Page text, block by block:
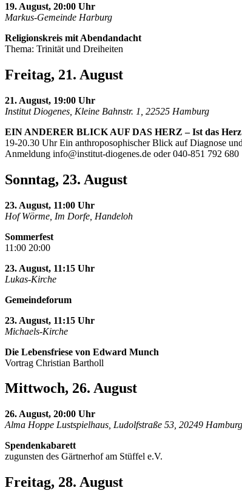
19. August, 20:00 Uhr
Markus-Gemeinde Harburg
Religionskreis mit Abendandacht
Thema: Trinität und Dreiheiten
Freitag, 21. August
21. August, 19:00 Uhr
Institut Diogenes, Kleine Bahnstr. 1, 22525 Hamburg
EIN ANDERER BLICK AUF DAS HERZ – Ist das Herz
19-20.30 Uhr Ein anthroposophischer Blick auf Diagnose
Anmeldung info@institut-diogenes.de oder 040-851 792 680
Sonntag, 23. August
23. August, 11:00 Uhr
Hof Wörme, Im Dorfe, Handeloh
Sommerfest
11:00 20:00
23. August, 11:15 Uhr
Lukas-Kirche
Gemeindeforum
23. August, 11:15 Uhr
Michaels-Kirche
Die Lebensfriese von Edward Munch
Vortrag Christian Bartholl
Mittwoch, 26. August
26. August, 20:00 Uhr
Alma Hoppe Lustspielhaus, Ludolfstraße 53, 20249 Hamburg,
Spendenkabarett
zugunsten des Gärtnerhof am Stüffel e.V.
Freitag, 28. August